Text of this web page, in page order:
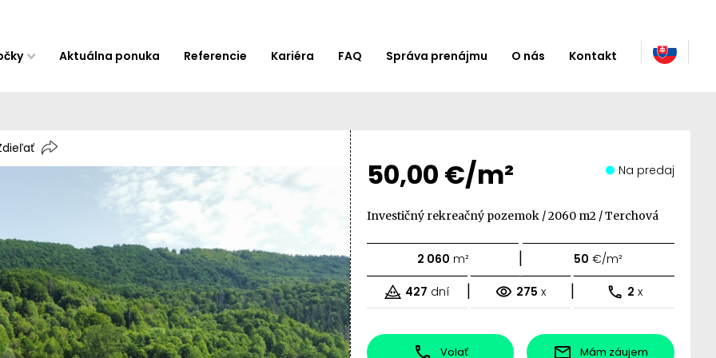
Aktuálna ponuka Referencie Kariéra FAQ Správa prenájmu O nás Kontakt
50,00 €/m² Na predaj
Investičný rekreačný pozemok / 2060 m2 / Terchová
2 060 m² | 50 €/m²
427 dní | 275 x | 2 x
Volať Mám záujem